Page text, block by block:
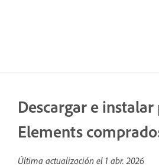
Descargar e
Elements
Última actualización el 1 abr. 2026